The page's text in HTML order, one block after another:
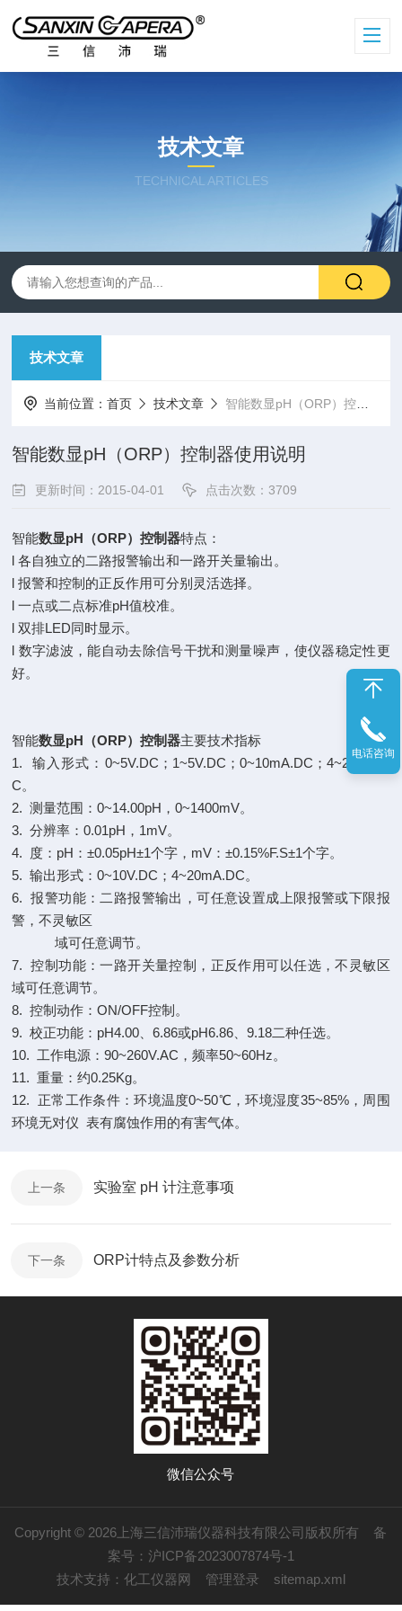
技术文章
TECHNICAL ARTICLES
技术文章
当前位置：首页 技术文章 智能数显pH（ORP）控制器使用说明
智能数显pH（ORP）控制器使用说明
更新时间：2015-04-01 点击次数：3709
智能数显pH（ORP）控制器特点：
l各自独立的二路报警输出和一路开关量输出。
l报警和控制的正反作用可分别灵活选择。
l一点或二点标准pH值校准。
l双排LED同时显示。
l 数字滤波，能自动去除信号干扰和测量噪声，使仪器稳定性更
好。
智能数显pH（ORP）控制器主要技术指标
1.
输入形式：0~5V.DC；1~5V.DC；0~10mA.DC；4~20mA.D
C。
2. 测量范围：0~14.00pH，0~1400mV。
3. 分辨率：0.01pH，1mV。
4.
度：pH：±0.05pH±1个字，mV：±0.15%F.S±1个字。
5. 输出形式：0~10V.DC；4~20mA.DC。
6. 报警功能：二路报警输出，可任意设置成上限报警或下限报
警，不灵敏区
域可任意调节。
7. 控制功能：一路开关量控制，正反作用可以任选，不灵敏区
域可任意调节。
8. 控制动作：ON/OFF控制。
9. 校正功能：pH4.00、6.86或pH6.86、9.18二种任选。
10. 工作电源：90~260V.AC，频率50~60Hz。
11. 重量：约0.25Kg。
12.
正常工作条件：环境温度0~50℃，环境湿度35~85%，周围
环境无对仪 表有腐蚀作用的有害气体。
上一条 实验室 pH 计注意事项
下一条 ORP计特点及参数分析
微信公众号
Copyright © 2026上海三信沛瑞仪器科技有限公司版权所有 备
案号：沪ICP备2023007874号-1
技术支持： 化工仪器网 管理登录 sitemap.xml
电话咨询